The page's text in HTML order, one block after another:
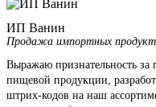
ИП Ванин
Продажа импортных
Выражаю признательность
пищевой продукции,
штрих-кодов на наш